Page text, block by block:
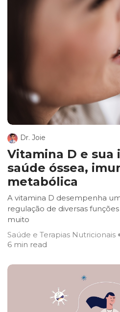
Dr. Joie
Vitamina D e sua
saúde óssea,
metabólica
A vitamina D desempenha
regulação de diversas
muito
Saúde e Terapias Nutricionais
6 min read